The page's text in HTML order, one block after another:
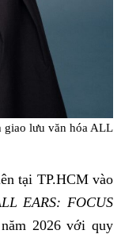
giao lưu văn hóa ALL
tại TP.HCM vào
EARS: FOCUS
2026 với quy